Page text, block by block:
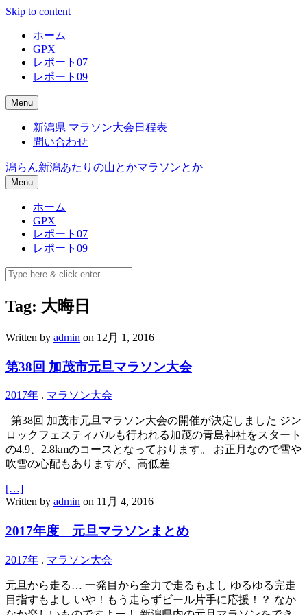
Skip to content
ホーム
GPX
レポート07
レポート09
Menu
新潟県 マラソン大会日程表
問い合わせ
潟らん新潟あたりの山とかマラソンとか
Menu
ホーム
GPX
レポート07
レポート09
Tag: 大晦日
Written by admin on 12月 1, 2016
第38回 加茂市元旦マラソン大会
2017年 . マラソン大会
第38回 加茂市元旦マラソン大会の開催が決定しました ジン
ロックフェスティバルも行われる加茂の青島神社をスタート
の4.9、2.8kmのコースとなっております。 お正月なので雪や
吹雪の心配もありますが、高低差
[…]
Written by admin on 11月 4, 2016
2017年度 元旦マラソンまとめ
2017年 . マラソン大会
元旦から走る… 一発目から全力で走るもよし ゆるゆる完走
目指すもよし いや！もう走らずビール片手に応援！？ なか